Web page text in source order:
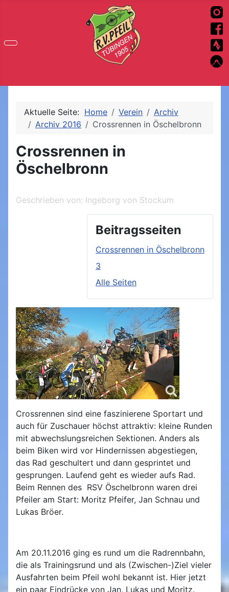
Aktuelle Seite: Home Verein
Archiv
Archiv 2016
Crossrennen in Öschelbronn
Crossrennen in
Öschelbronn
Geschrieben von: Ingeborg von Stockum
Beitragsseiten
Crossrennen in Öschelbronn
3
Alle Seiten
Crossrennen sind eine faszinierene Sportart und
auch für Zuschauer höchst attraktiv: kleine Runden
mit abwechslungsreichen Sektionen. Anders als
beim Biken wird vor Hindernissen abgestiegen,
das Rad geschultert und dann gesprintet und
gesprungen. Laufend geht es wieder aufs Rad.
Beim Rennen des RSV Öschelbronn waren drei
Pfeiler am Start: Moritz Pfeifer, Jan Schnau und
Lukas Bröer.
Am 20.11.2016 ging es rund um die Radrennbahn,
die als Trainingsrund und als (Zwischen-)Ziel vieler
Ausfahrten beim Pfeil wohl bekannt ist. Hier jetzt
ein paar Eindrücke von Jan, Lukas und Moritz.